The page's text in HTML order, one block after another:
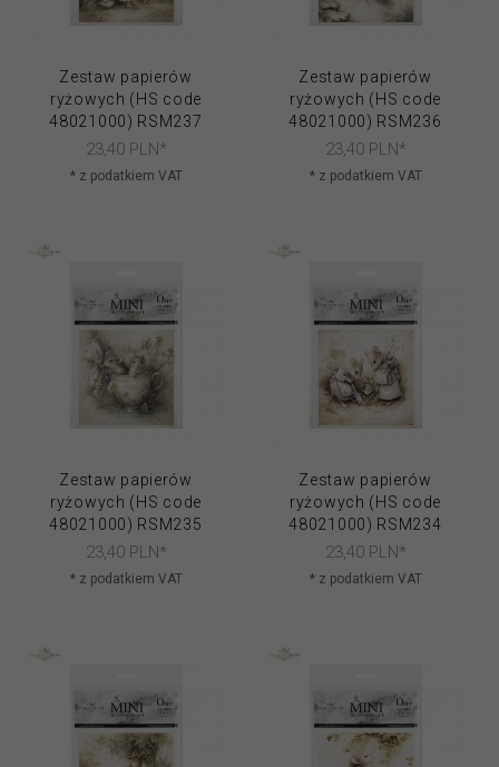
Zestaw papierów
ryżowych (HS code
48021000) RSM237
23,40 PLN*
* z podatkiem VAT
Zestaw papierów
ryżowych (HS code
48021000) RSM236
23,40 PLN*
* z podatkiem VAT
Zestaw papierów
ryżowych (HS code
48021000) RSM235
23,40 PLN*
* z podatkiem VAT
Zestaw papierów
ryżowych (HS code
48021000) RSM234
23,40 PLN*
* z podatkiem VAT